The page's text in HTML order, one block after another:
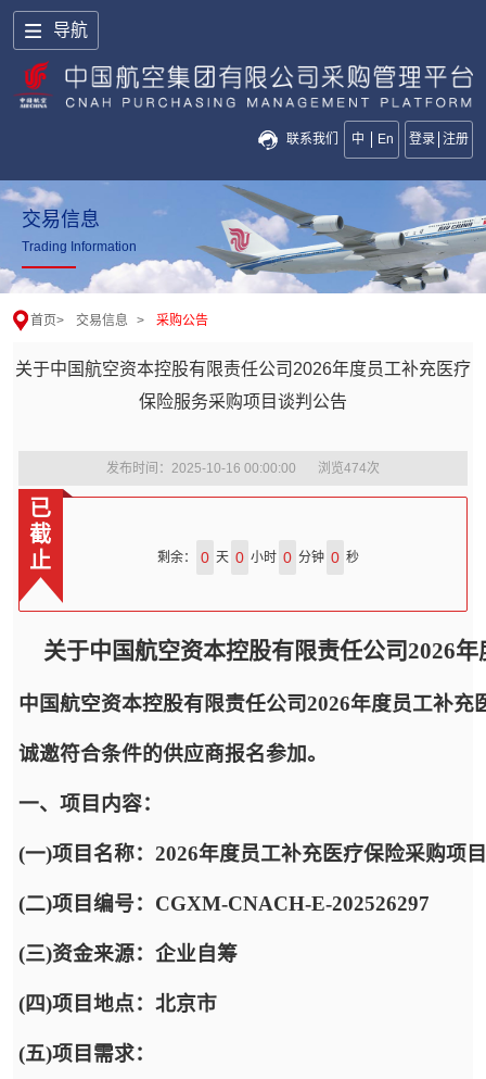
导航
联系我们 中 En 登录 注册
交易信息
Trading Information
首页> 交易信息 > 采购公告
关于中国航空资本控股有限责任公司2026年度员工补充医疗
保险服务采购项目谈判公告
发布时间：2025-10-16 00:00:00 浏览474次
已
截
止
剩余： 0 天 0 小时 0 分钟 0 秒
关于中国航空资本控股有限责任公司2026
中国航空资本控股有限责任公司2026年度员工补
诚邀符合条件的供应商报名参加。
一、项目内容：
(一)项目名称：2026年度员工补充医疗保险采购项目
(二)项目编号：CGXM-CNACH-E-202526297
(三)资金来源：企业自筹
(四)项目地点：北京市
(五)项目需求：